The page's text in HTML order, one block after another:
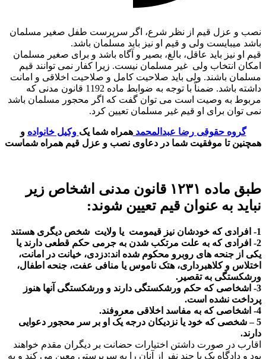
نصب و عزل قیم از نظر شرع، اگر سرپرست طفل صغیر مسلمان
باشد میبایست ولی و قیم او نیز باید مسلمان باشد.
قیم او نیز باید عاقل، بالغ، بصیر و آگاه باشد و برای صغیر مسلمان
امکان انتخاب ولی غیر مسلمان نیست. زیرا کفار نمی توانند قیم
مسلمان باشند. ولی باید صلاحیت کامل و صلاحیت اخلاقی و امانت
داشته باشد. ضمناً با توجه به ضوابط ماده 1192 قانون مدنی که
مربوط به وصیت است می توان گفت که اگر محجور مسلمان باشد
نمی توان برای او قیم غیر مسلمان تعیین کرد.
گروه حقوقی رضا عبدالمحمدهمراه شما یک وکیل خانواده و
همچنین تا موفقیت شما در دعاوی نصب و عزل قیم همراه شماست
طبق ماده ۱۲۳۱ قانون مدنی اشخاص زیر
نباید به عنوان قیم تعیین شوند:
1- افرادی که خودشان نیز قیمومت یا ولایت شخص دیگری هستند
2- افرادی که به علت مرتکب شدن به جرمی حکم قطعی دارند یا
یکی از جنحه های روبرو محکوم شده اند:دزدی، خیانت در امانت،
اختلاس و کلاهبرداری، هتک ناموس یا منافی عفت، جنحه اطفال،
ورشکستگی به تقصیر.
3- اشخاصی که حکم ورشکستگی دارند و ورشکستگی آنها هنوز
پرداخت نشده است.
4- اشخاصی که به مفاسد اخلاقی معروفند.
5 – شخصی که خود یا نزدیکان درجه یک او بر سر محجور دعوایی
دارند.
اقارب در صورت داشتن اختیارات حضانت بر دیگران مقدم خواهند
بود و دادگاه یک یا چند نفر از آنان را به سرپرستی معین می کند و به